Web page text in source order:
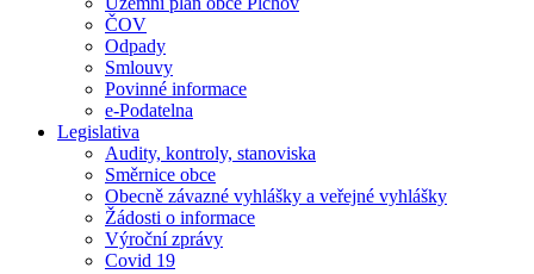
ČOV
Odpady
Smlouvy
Povinné informace
e-Podatelna
Legislativa
Audity, kontroly, stanoviska
Směrnice obce
Obecně závazné vyhlášky a veřejné vyhlášky
Žádosti o informace
Výroční zprávy
Covid 19